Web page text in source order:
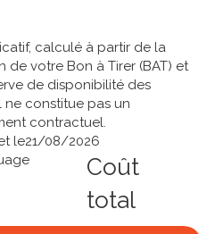
calculé à partir de la
de votre Bon à Tirer (BAT) et
de disponibilité des
ne constitue pas un
contractuel.
le21/08/2026
Coût
total